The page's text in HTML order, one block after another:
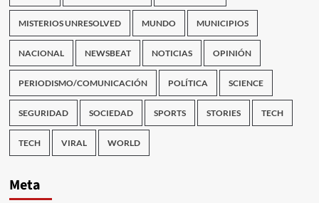
MISTERIOS UNRESOLVED MUNDO MUNICIPIOS
NACIONAL NEWSBEAT NOTICIAS OPINIÓN
PERIODISMO/COMUNICACIÓN POLÍTICA SCIENCE
SEGURIDAD SOCIEDAD SPORTS STORIES TECH
TECH VIRAL WORLD
Meta